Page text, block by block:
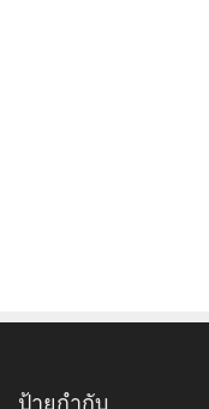
ป้ายกำกับ